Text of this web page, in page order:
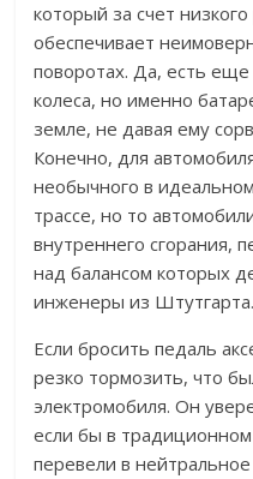
который за счет
обеспечивает
поворотах. Да, есть
колеса, но именно
земле, не давая ему
Конечно, для
необычного в
трассе, но то
внутреннего сгорания,
над балансом которых
инженеры из Штутгарта.
Если бросить педаль
резко тормозить, что
электромобиля. Он
если бы в
перевели в